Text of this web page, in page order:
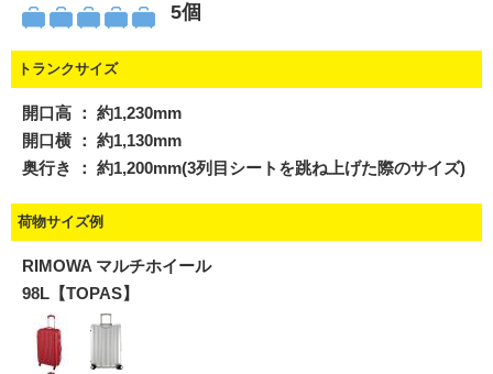
5個
トランクサイズ
開口高 ： 約1,230mm
開口横 ： 約1,130mm
奥行き ： 約1,200mm(3列目シートを跳ね上げた際のサイズ)
荷物サイズ例
RIMOWA マルチホイール
98L【TOPAS】